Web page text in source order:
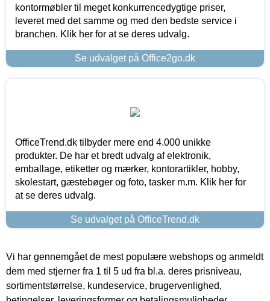
kontormøbler til meget konkurrencedygtige priser,
leveret med det samme og med den bedste service i
branchen. Klik her for at se deres udvalg.
Se udvalget på Office2go.dk
OfficeTrend.dk tilbyder mere end 4.000 unikke
produkter. De har et bredt udvalg af elektronik,
emballage, etiketter og mærker, kontorartikler, hobby,
skolestart, gæstebøger og foto, tasker m.m. Klik her for
at se deres udvalg.
Se udvalget på OfficeTrend.dk
Vi har gennemgået de mest populære webshops og anmeldt
dem med stjerner fra 1 til 5 ud fra bl.a. deres prisniveau,
sortimentstørrelse, kundeservice, brugervenlighed,